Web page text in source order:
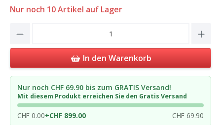
Nur noch 10Artikel auf Lager
Product Quantity: Enter the desired
In den Warenkorb
Nur noch CHF 69.90 bis zum GRATIS Versand!
Mit diesem Produkt erreichen Sie den Gratis Versand
CHF 0.00+CHF 899.00 CHF 69.90